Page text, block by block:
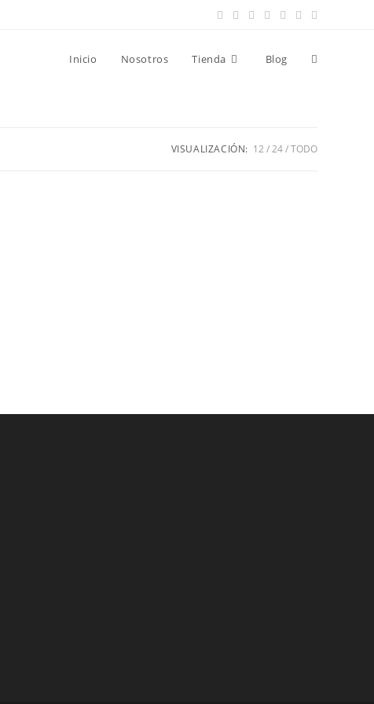
Inicio Nosotros Tienda Blog
VISUALIZACIÓN: 12 24 TODO